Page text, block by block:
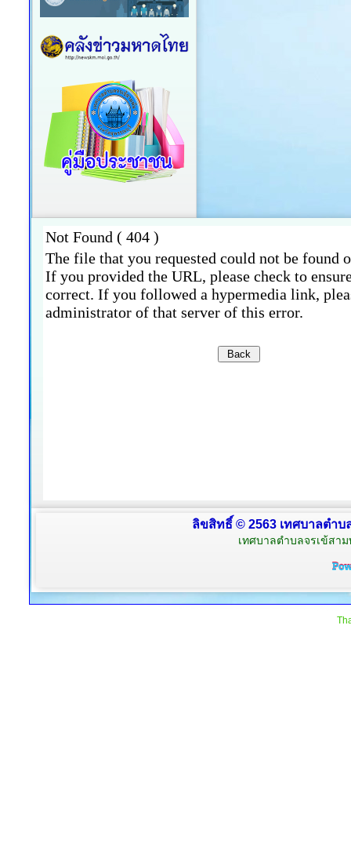
ลิขสิทธิ์ © 2563 เทศบาลตำ
เทศบาลตำบลจรเข้สา